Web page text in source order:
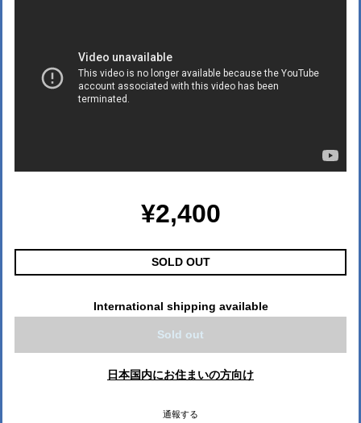
¥2,400
SOLD OUT
International shipping available
Sold out
日本国内にお住まいの方向け
通報する